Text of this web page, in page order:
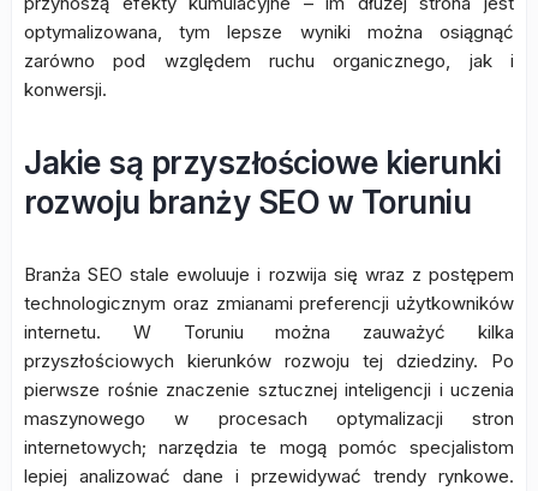
optymalizowana, tym lepsze wyniki można osiągnąć
zarówno pod względem ruchu organicznego, jak i
konwersji.
Jakie są przyszłościowe kierunki
rozwoju branży SEO w Toruniu
Branża SEO stale ewoluuje i rozwija się wraz z postępem
technologicznym oraz zmianami preferencji użytkowników
internetu. W Toruniu można zauważyć kilka
przyszłościowych kierunków rozwoju tej dziedziny. Po
pierwsze rośnie znaczenie sztucznej inteligencji i uczenia
maszynowego w procesach optymalizacji stron
internetowych; narzędzia te mogą pomóc specjalistom
lepiej analizować dane i przewidywać trendy rynkowe.